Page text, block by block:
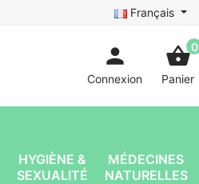
Français
person
Connexion
shopping_basket0
Panier
HYGIÈNE &
SEXUALITÉ
MÉDECINES
NATURELLES